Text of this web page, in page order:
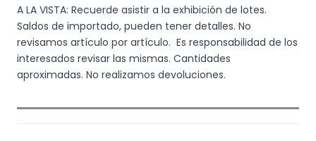
A LA VISTA: Recuerde asistir a la exhibición de lotes.
Saldos de importado, pueden tener detalles. No
revisamos artículo por artículo. Es responsabilidad de los
interesados revisar las mismas. Cantidades
aproximadas. No realizamos devoluciones.